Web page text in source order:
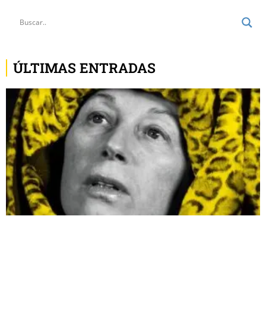
ÚLTIMAS ENTRADAS